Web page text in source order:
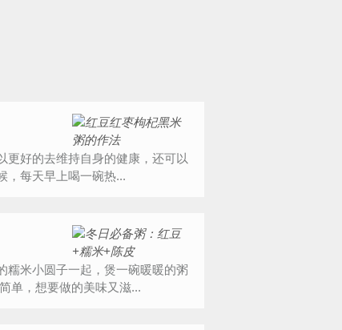
更好的去维持自身的健康，还可以
，每天早上喝一碗热...
糯米小圆子一起，煲一碗暖暖的粥
单，想要做的美味又滋...